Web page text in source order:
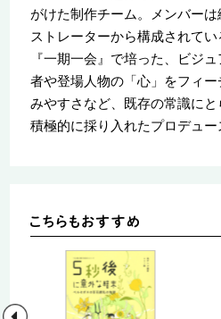
がけた制作チーム。メンバー
ストレーターから構成されてい
『一期一会』で培った、ビジ
者や登場人物の「心」をフィ
みやすさなど、既存の常識に
積極的に採り入れたプロデュー